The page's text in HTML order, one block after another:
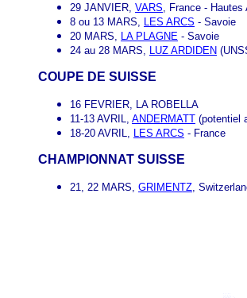
29 JANVIER, VARS , France - Hautes
8 ou 13 MARS,
LES ARCS - Savoie
20 MARS,
LA PLAGNE - Savoie
24 au 28 MARS,
LUZ ARDIDEN
COUPE DE SUISSE
16 FEVRIER, LA ROBELLA
11-13 AVRIL, ANDERMATT (potentiel
18-20 AVRIL,
LES ARCS - France
CHAMPIONNAT SUISSE
21, 22 MARS, GRIMENTZ ,